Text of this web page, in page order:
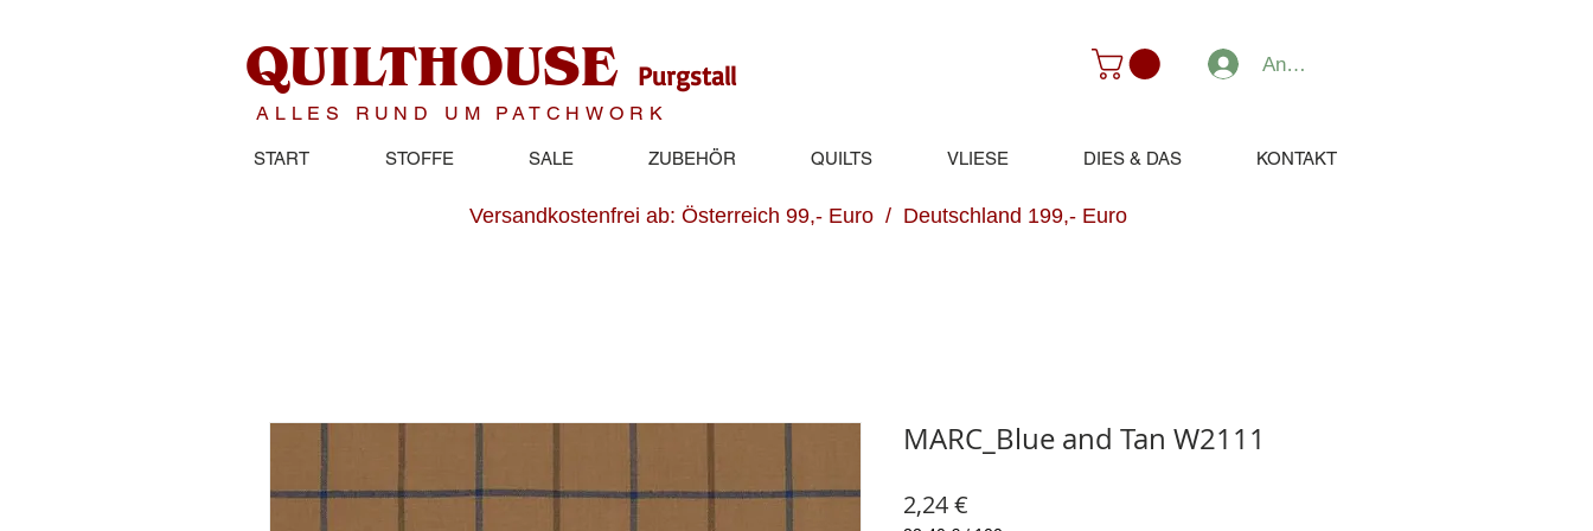
QUILTHOUSE Purgstall
ALLES RUND UM PATCHWORK
Anmelden
START STOFFE SALE ZUBEHÖR QUILTS VLIESE DIES & DAS KONTAKT
Versandkostenfrei ab: Österreich 99,- Euro / Deutschland 199,- Euro
MARC_Blue and Tan W2111
2,24 €